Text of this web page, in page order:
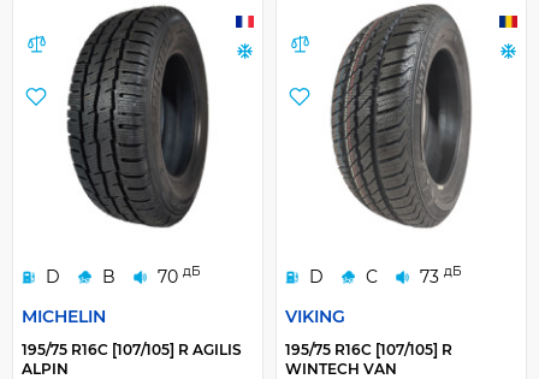
D B 70 дБ
MICHELIN
195/75 R16C [107/105] R AGILIS
ALPIN
D C 73 дБ
VIKING
195/75 R16C [107/105] R
WINTECH VAN